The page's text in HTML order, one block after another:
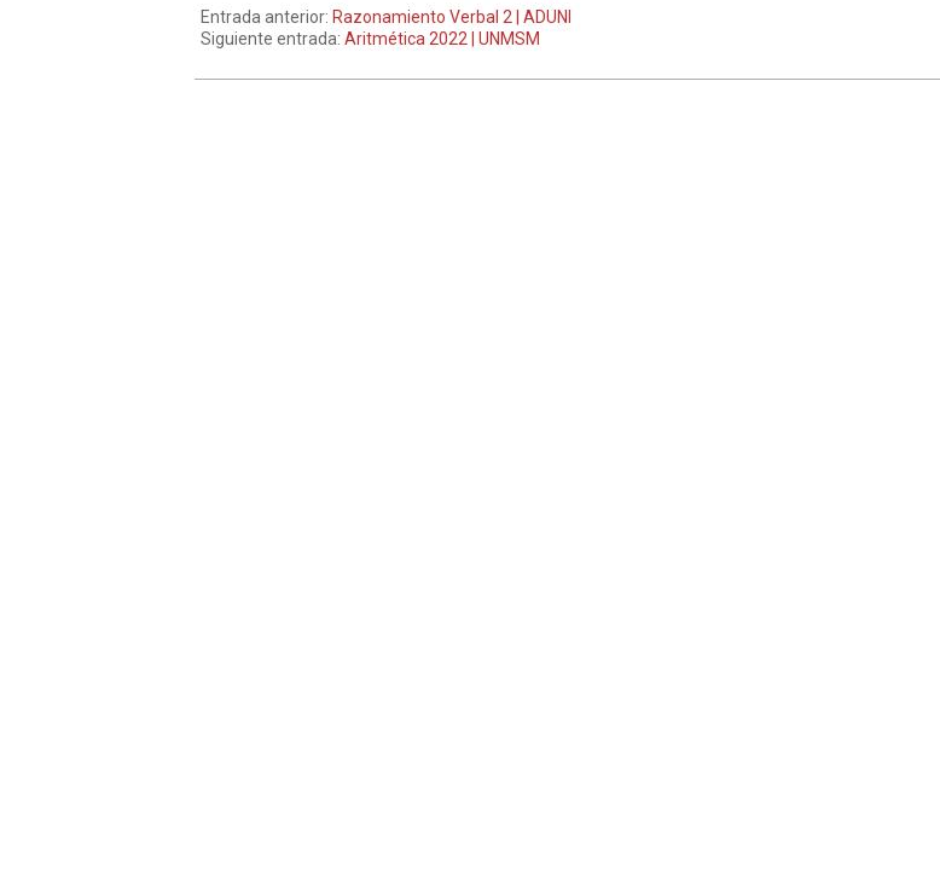
Entrada anterior: Razonamiento Verbal 2 | ADUNI
Siguiente entrada: Aritmética 2022 | UNMSM